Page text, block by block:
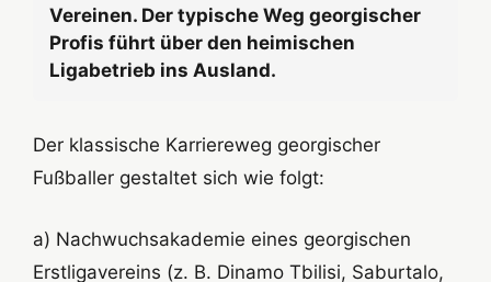
Vereinen. Der typische Weg georgischer
Profis führt über den heimischen
Ligabetrieb ins Ausland.
Der klassische Karriereweg georgischer
Fußballer gestaltet sich wie folgt:
a) Nachwuchsakademie eines georgischen
Erstligavereins (z. B. Dinamo Tbilisi, Saburtalo,